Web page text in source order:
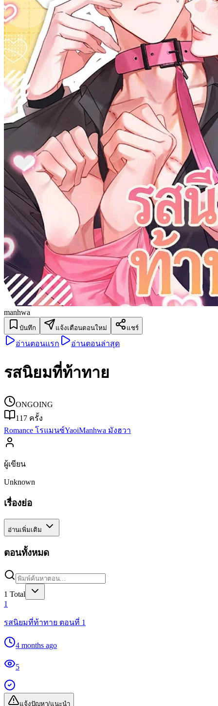
manhwa
บันทึก แจ้งเตือนตอนใหม่ แชร์
อ่านตอนแรก อ่านตอนล่าสุด
รสนิยมที่ท้าทาย
ONGOING
117 ครั้ง
Romance โรแมนซ์YaoiManhwa มังฮวา
ผู้เขียน
Unknown
เรื่องย่อ
อ่านเพิ่มเติม
ตอนทั้งหมด
1 Total
1
รสนิยมที่ท้าทาย ตอนที่ 1
4 months ago
5
แจ้งปัญหา/แนะนำ